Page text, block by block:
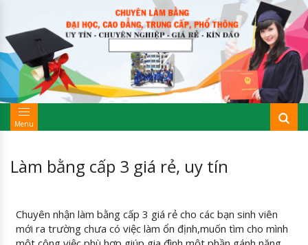
Menu
Làm bằng cấp 3 giá rẻ, uy tín
Chuyên nhận làm bằng cấp 3 giá rẻ cho các bạn sinh viên
mới ra trường chưa có việc làm ổn định,muốn tìm cho mình